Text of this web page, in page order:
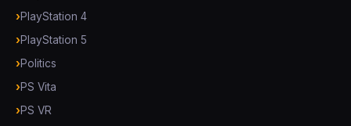
PlayStation 4
PlayStation 5
Politics
PS Vita
PS VR